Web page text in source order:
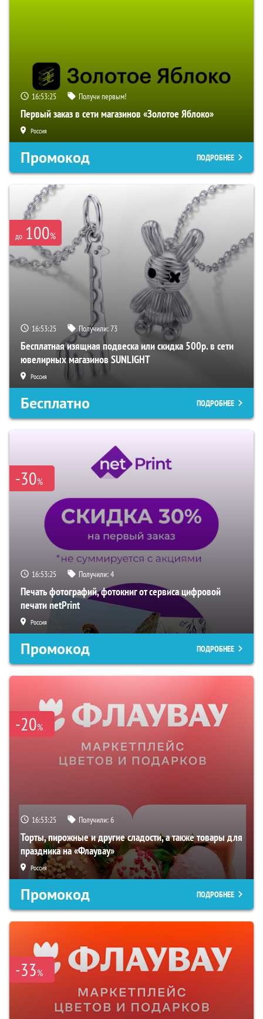
16:53:24 Получи первым!
Первый заказ в сети магазинов «Золотое Яблоко»
Россия
Промокод ПОДРОБНЕЕ
до 100%
16:53:24 Получили:73
Бесплатная изящная подвеска или скидка 500р. в сети
ювелирных магазинов SUNLIGHT
Россия
Бесплатно ПОДРОБНЕЕ
-30%
16:53:24 Получили:4
Печать фотографий, фотокниг от сервиса цифровой
печати netPrint
Россия
Промокод ПОДРОБНЕЕ
-20%
16:53:24 Получили:6
Торты, пирожные и другие сладости, а также товары для
праздника на «Флаувау»
Россия
Промокод ПОДРОБНЕЕ
-33%